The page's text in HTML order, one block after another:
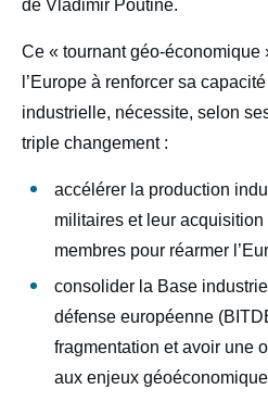
de Vladimir Poutine.
Ce « tournant géo-économique
l’Europe à renforcer sa
industrielle, nécessite, selon
triple changement :
accélérer la production
militaires et leur
membres pour réarmer
consolider la Base
défense européenne
fragmentation et avoir une
aux enjeux
réarmement de l’Europe
les instruments
européenne », Briefings,
2026.